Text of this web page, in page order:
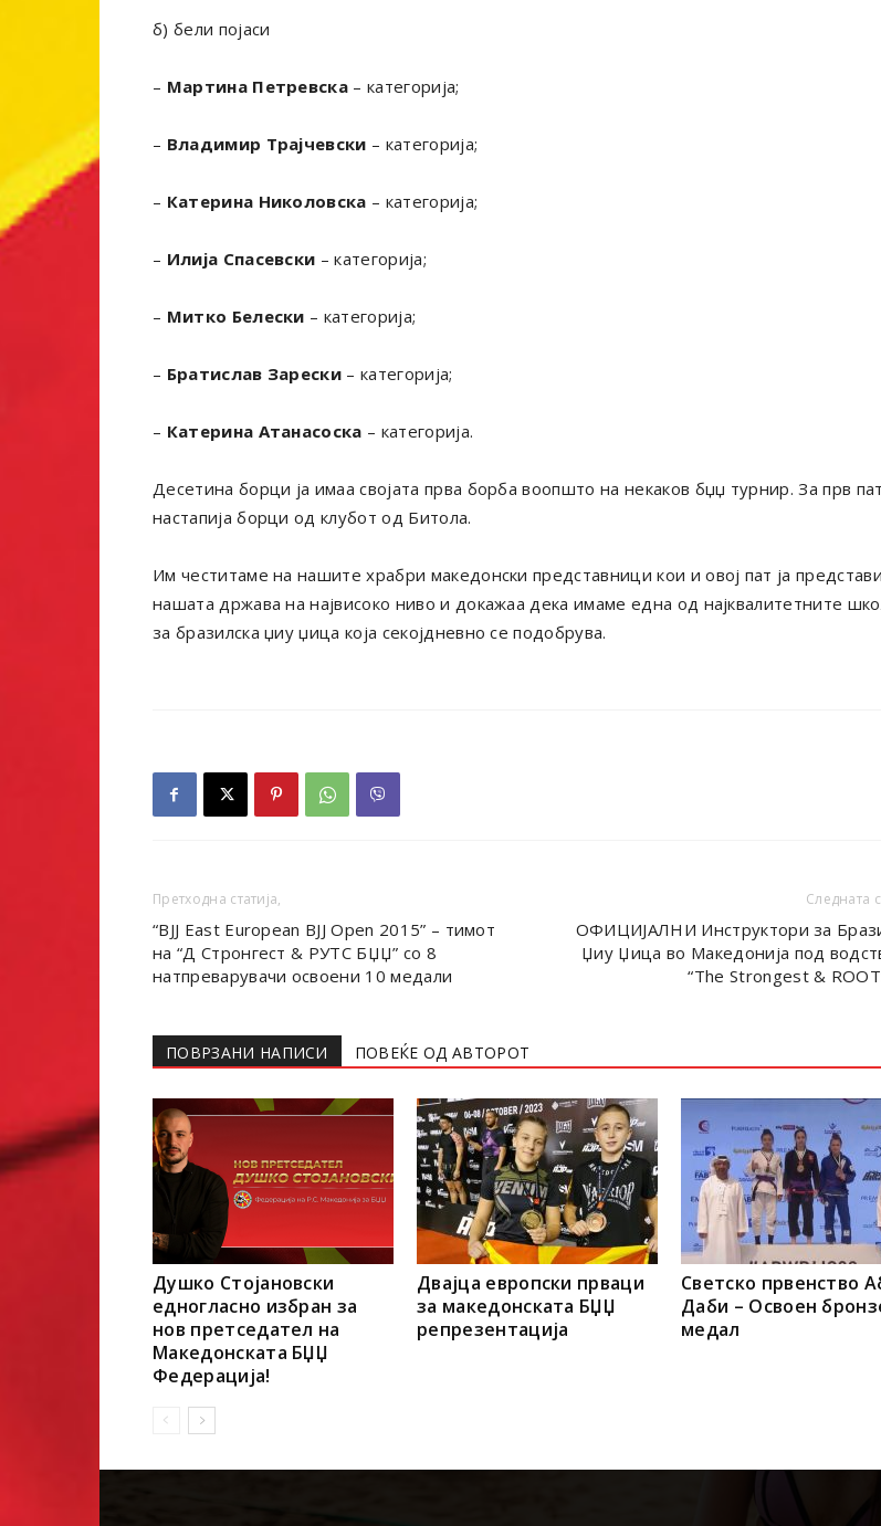
б) бели појаси
– Мартина Петревска – категорија;
– Владимир Трајчевски – категорија;
– Катерина Николовска – категорија;
– Илија Спасевски – категорија;
– Митко Белески – категорија;
– Братислав Зарески – категорија;
– Катерина Атанасоска – категорија.
Десетина борци ја имаа својата прва борба воопшто на некаков бџџ турнир. За прв пат
настапија борци од клубот од Битола.
Им честитаме на нашите храбри македонски представници кои и овој пат ја
нашата држава на највисоко ниво и докажаа дека имаме една од најквалитетните
за бразилска џиу џица која секојдневно се подобрува.
Претходна статија,
“BJJ East European BJJ Open 2015” – тимот
на “Д Стронгест & РУТС БЏЏ” со 8
натпреварувачи освоени 10 медали
Следната
ОФИЦИЈАЛНИ Инструктори за
Џиу Џица во Македонија под
“The Strongest &
ПОВРЗАНИ НАПИСИ ПОВЕЌЕ ОД АВТОРОТ
Душко Стојановски
едногласно избран за
нов претседател на
Македонската БЏЏ
Федерација!
Двајца европски прваци
за македонската БЏЏ
репрезентација
Светско првенство
Даби – Освоен
медал